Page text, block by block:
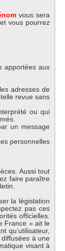
vous sera
vous pourrez
apportées aux
adresses de
revue sans
ou qui
un message
personnelles
Aussi tout
faire paraître
la législation
pas ces
officielles.
France » ait le
qu’utilisateur,
à une
visant à